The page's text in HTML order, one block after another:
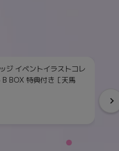
ジ イベントイラストコレ
BOX 特典付き［天馬
単